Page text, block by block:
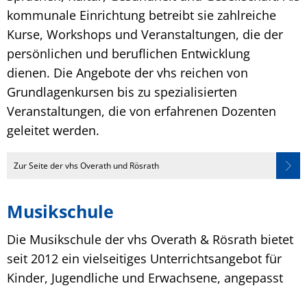
kommunale Einrichtung betreibt sie zahlreiche
Kurse, Workshops und Veranstaltungen, die der
persönlichen und beruflichen Entwicklung
dienen. Die Angebote der vhs reichen von
Grundlagenkursen bis zu spezialisierten
Veranstaltungen, die von erfahrenen Dozenten
geleitet werden.
Zur Seite der vhs Overath und Rösrath
Musikschule
Die Musikschule der vhs Overath & Rösrath bietet
seit 2012 ein vielseitiges Unterrichtsangebot für
Kinder, Jugendliche und Erwachsene, angepasst